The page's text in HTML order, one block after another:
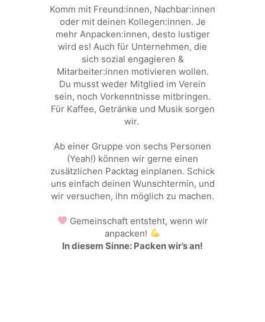
Komm mit Freund:innen, Nachbar:innen
oder mit deinen Kollegen:innen. Je
mehr Anpacken:innen, desto lustiger
wird es! Auch für Unternehmen, die
sich sozial engagieren &
Mitarbeiter:innen motivieren wollen.
Du musst weder Mitglied im Verein
sein, noch Vorkenntnisse mitbringen.
Für Kaffee, Getränke und Musik sorgen
wir.
Ab einer Gruppe von sechs Personen
(Yeah!) können wir gerne einen
zusätzlichen Packtag einplanen. Schick
uns einfach deinen Wunschtermin, und
wir versuchen, ihn möglich zu machen.
Gemeinschaft entsteht, wenn wir
anpacken!
In diesem Sinne: Packen wir’s an!